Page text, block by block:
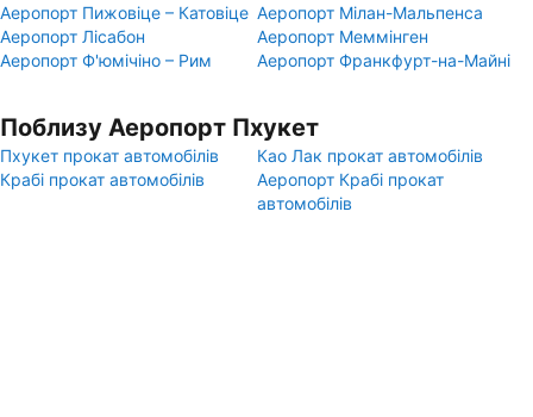
Аеропорт Пижовіце – Катовіце Аеропорт Мілан-Мальпенса
Аеропорт Лісабон
Аеропорт Меммінген
Аеропорт Ф'юмічіно – Рим
Аеропорт Франкфурт-на-Майні
Поблизу Аеропорт Пхукет
Пхукет прокат автомобілів
Као Лак прокат автомобілів
Крабі прокат автомобілів
Аеропорт Крабі прокат
автомобілів